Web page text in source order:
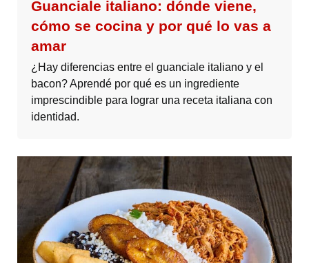
Guanciale italiano: dónde viene,
cómo se cocina y por qué lo vas a
amar
¿Hay diferencias entre el guanciale italiano y el
bacon? Aprendé por qué es un ingrediente
imprescindible para lograr una receta italiana con
identidad.